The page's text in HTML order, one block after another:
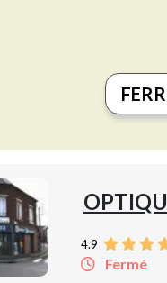
4.9
Fermé